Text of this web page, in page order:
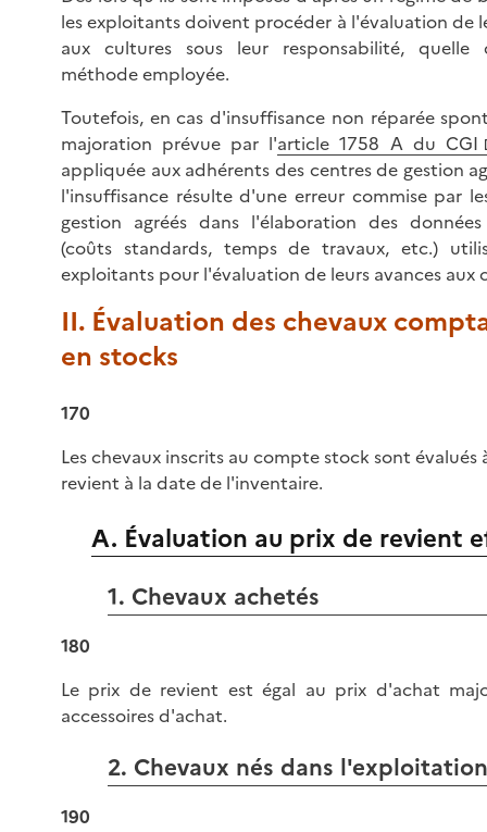
les exploitants doivent procéder à l'évaluation de
aux cultures sous leur responsabilité,
méthode employée.
Toutefois, en cas d'insuffisance non réparée
majoration prévue par l'article 1758 A du CGI
appliquée aux adhérents des centres de gestion
l'insuffisance résulte d'une erreur commise par
gestion agréés dans l'élaboration des
(coûts standards, temps de travaux, etc.)
exploitants pour l'évaluation de leurs avances aux
II. Évaluation des chevaux
en stocks
170
Les chevaux inscrits au compte stock sont évalués
revient à la date de l'inventaire.
A. Évaluation au prix de revient
1. Chevaux achetés
180
Le prix de revient est égal au prix d'achat
accessoires d'achat.
2. Chevaux nés dans l'exploitation
190